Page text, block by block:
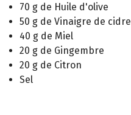
70 g de Huile d'olive
50 g de Vinaigre de cidre
40 g de Miel
20 g de Gingembre
20 g de Citron
Sel